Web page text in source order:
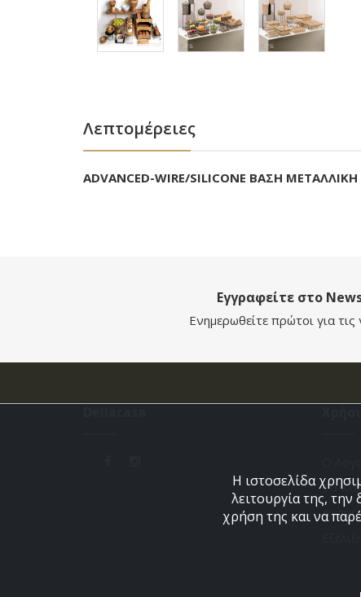
Λεπτομέρειες
ADVANCED-WIRE/SILICONE ΒΑΣΗ
Εγγραφείτε στο
Ενημερωθείτε πρώτοι για τις
Το
Η ιστοσελίδα
λειτουργία της, την
χρήση της και να